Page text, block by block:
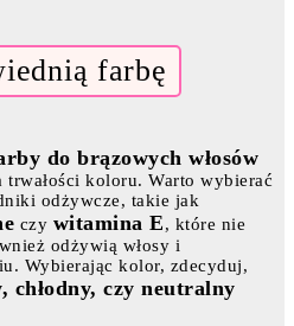
farbę
do brązowych włosów
koloru. Warto wybierać
odżywcze, takie jak
czy witamina E, które nie
odżywią włosy i
Wybierając kolor, zdecyduj,
chłodny, czy neutralny